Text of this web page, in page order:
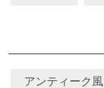
アンティーク風